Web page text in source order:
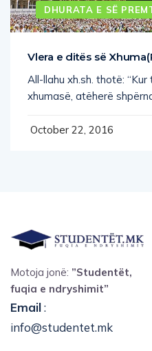
DHURATA E SË
Vlera e ditës së
All-llahu xh.sh. thotë:
xhumasë, atëherë
October 22, 2016
Motoja jonë: ”Studentët,
fuqia e ndryshimit”
Email:
info@studentet.mk